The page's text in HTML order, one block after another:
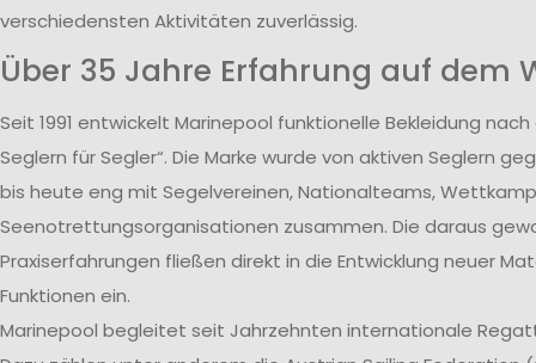
verschiedensten Aktivitäten zuverlässig.
Über 35 Jahre Erfahrung auf dem
Seit 1991 entwickelt Marinepool funktionelle Bekleidung nach
Seglern für Segler“. Die Marke wurde von aktiven Seglern
bis heute eng mit Segelvereinen, Nationalteams,
Seenotrettungsorganisationen zusammen. Die daraus
Praxiserfahrungen fließen direkt in die Entwicklung neuer
Funktionen ein.
Marinepool begleitet seit Jahrzehnten internationale